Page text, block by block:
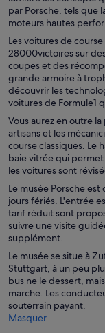
par Porsche, tels que
moteurs hautes
Les voitures de
28000victoires sur
coupes et des
grande armoire à
découvrir les
voitures de Formule1
Vous aurez en outre
artisans et les
course classiques. Le
baie vitrée qui
les voitures sont
Le musée Porsche
jours fériés. L'entrée
tarif réduit sont
suivre une visite
supplément.
Le musée se situe à
Stuttgart, à un peu
bus ne le dessert,
marche. Les
souterrain payant.
Masquer